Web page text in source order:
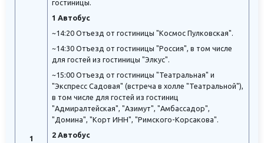
1
гостиницы.
1 Автобус
~14:20 Отъезд от гостиницы "Космос Пулковская".
~14:30 Отъезд от гостиницы "Россия", в том числе
для гостей из гостиницы "Элкус".
~15:00 Отъезд от гостиницы "Театральная" и
"Экспресс Садовая" (встреча в холле "Театральной"),
в том числе для гостей из гостиниц
"Адмиралтейская", "Азимут", "Амбассадор",
"Домина", "Корт ИНН", "Римского-Корсакова".
2 Автобус